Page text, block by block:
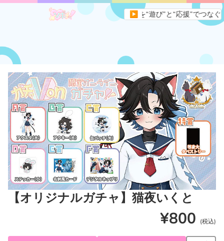
▶
す。すべてのVライバーとファンを“遊び”と“応援”でつなぐ、新し
【オリジナルガチャ】猫夜いくと
¥800 (税込)